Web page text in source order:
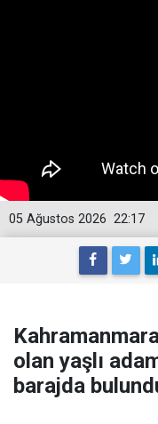
22:17
05 Ağustos 2026
olan yaşlı
barajda